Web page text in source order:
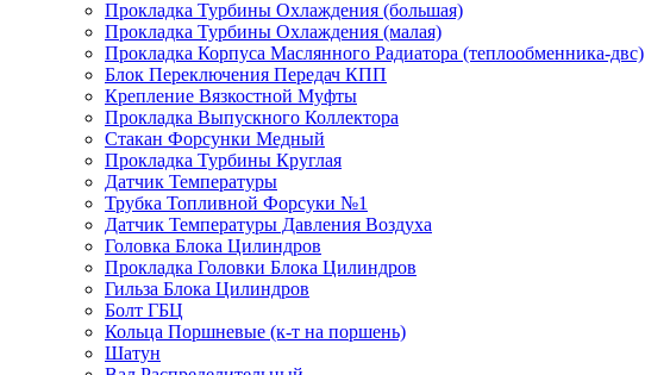
Прокладка Турбины Охлаждения (большая)
Прокладка Турбины Охлаждения (малая)
Прокладка Корпуса Маслянного Радиатора (теплообменника-двс)
Блок Переключения Передач КПП
Крепление Вязкостной Муфты
Прокладка Выпускного Коллектора
Стакан Форсунки Медный
Прокладка Турбины Круглая
Датчик Температуры
Трубка Топливной Форсуки №1
Датчик Температуры Давления Воздуха
Головка Блока Цилиндров
Прокладка Головки Блока Цилиндров
Гильза Блока Цилиндров
Болт ГБЦ
Кольца Поршневые (к-т на поршень)
Шатун